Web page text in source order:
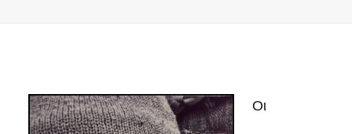
Οι